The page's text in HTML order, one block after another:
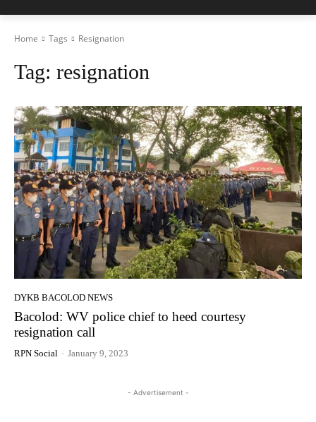
Home Tags Resignation
Tag: resignation
DYKB BACOLOD NEWS
Bacolod: WV police chief to heed courtesy
resignation call
RPN Social - January 9, 2023
- Advertisement -